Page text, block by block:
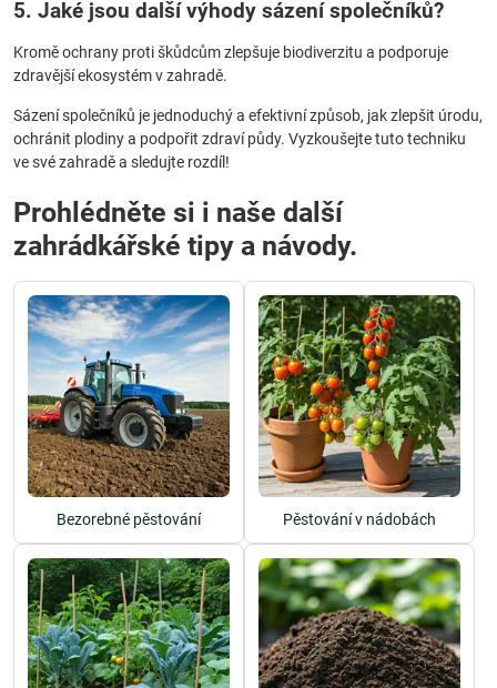
5. Jaké jsou další výhody sázení společníků?
Kromě ochrany proti škůdcům zlepšuje biodiverzitu a podporuje
zdravější ekosystém v zahradě.
Sázení společníků je jednoduchý a efektivní způsob, jak zlepšit úrodu,
ochránit plodiny a podpořit zdraví půdy. Vyzkoušejte tuto techniku
ve své zahradě a sledujte rozdíl!
Prohlédněte si i naše další
zahrádkářské tipy a návody.
Bezorebné pěstování Pěstování v nádobách